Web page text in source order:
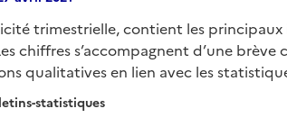
trimestrielle, contient les principaux
chiffres s’accompagnent d’une
qualitatives en lien avec les
statistiques